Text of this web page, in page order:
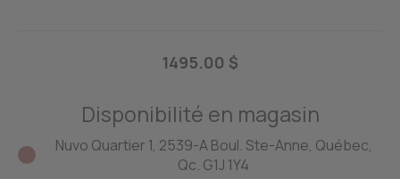
1495.00 $
Disponibilité en magasin
Nuvo Quartier 1, 2539-A Boul. Ste-Anne, Québec,
Qc. G1J 1Y4